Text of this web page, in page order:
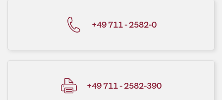
+49 711 - 2582-0
+49 711 - 2582-390